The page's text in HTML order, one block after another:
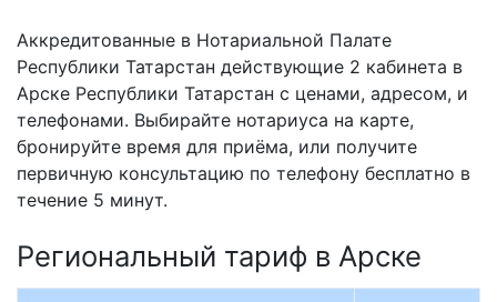
Аккредитованные в Нотариальной Палате
Республики Татарстан действующие 2 кабинета в
Арске Республики Татарстан с ценами, адресом, и
телефонами. Выбирайте нотариуса на карте,
бронируйте время для приёма, или получите
первичную консультацию по телефону бесплатно в
течение 5 минут.
Региональный тариф в Арске